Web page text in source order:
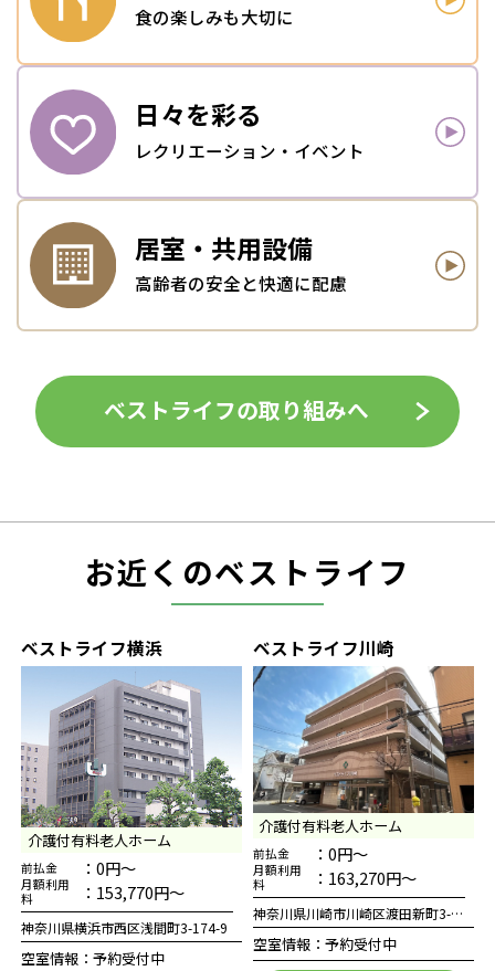
食の楽しみも大切に
日々を彩る
レクリエーション・イベント
居室・ 共用設備
高齢者の安全と快適に配慮
ベストライフの取り組みへ
お近くのベストライフ
ベストライフ横浜
介護付有料老人ホーム
前払金 ：0円～
月額利用
料
：153,770円～
神奈川県横浜市西区浅間町3-174-9
空室情報：予約受付中
ベストライフ川崎
介護付有料老人ホーム
前払金 ：0円～
月額利用
料
：163,270円～
神奈川県川崎市川崎区渡田新町3-1-5
空室情報：予約受付中